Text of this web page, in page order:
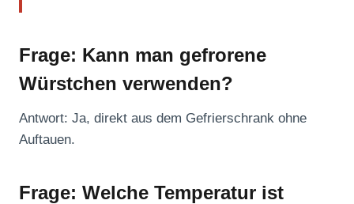
Frage: Kann man gefrorene
Würstchen verwenden?
Antwort: Ja, direkt aus dem Gefrierschrank ohne
Auftauen.
Frage: Welche Temperatur ist